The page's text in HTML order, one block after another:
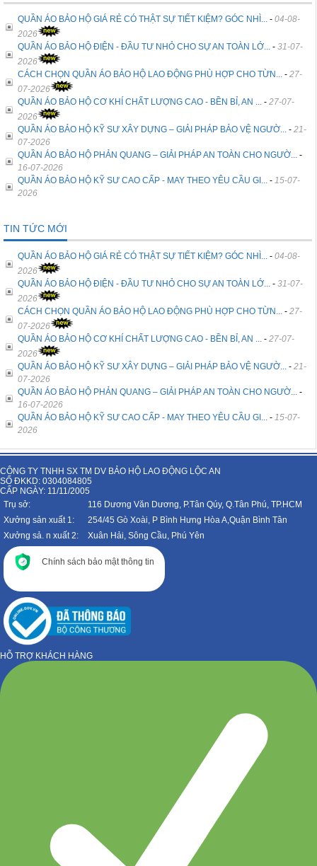
QUẦN ÁO BẢO HỘ GIÁ RẺ CÓ THẬT SỰ TIẾT KIỆM? GÓC NHÌ... - 04-08-
2026
QUẦN ÁO BẢO HỘ ĐIỆN - ĐẦU TƯ NHỎ CHO SỰ AN TOÀN LỚ... - 31-07-
2026
CÁCH CHỌN QUẦN ÁO BẢO HỘ LAO ĐỘNG PHÙ HỢP CHO TỪN... - 27-
07-2026
QUẦN ÁO BẢO HỘ CƠ KHÍ CHẤT LƯỢNG CAO - BỀN BỈ, AN ... - 27-07-
2026
QUẦN ÁO BẢO HỘ KỸ SƯ XÂY DỰNG – GIẢI PHÁP BẢO VỆ NGƯỜ... - 21-
07-2026
QUẦN ÁO BẢO HỘ PHẢN QUANG – GIẢI PHÁP AN TOÀN CHO NGƯỜ... -
16-07-2026
QUẦN ÁO BẢO HỘ KỸ SƯ CAO CẤP - MAY THEO YÊU CẦU GI... - 15-07-
2026
TIN TỨC MỚI
QUẦN ÁO BẢO HỘ GIÁ RẺ CÓ THẬT SỰ TIẾT KIỆM? GÓC NHÌ... - 04-08-
2026
QUẦN ÁO BẢO HỘ ĐIỆN - ĐẦU TƯ NHỎ CHO SỰ AN TOÀN LỚ... - 31-07-
2026
CÁCH CHỌN QUẦN ÁO BẢO HỘ LAO ĐỘNG PHÙ HỢP CHO TỪN... - 27-
07-2026
QUẦN ÁO BẢO HỘ CƠ KHÍ CHẤT LƯỢNG CAO - BỀN BỈ, AN ... - 27-07-
2026
QUẦN ÁO BẢO HỘ KỸ SƯ XÂY DỰNG – GIẢI PHÁP BẢO VỆ NGƯỜ... - 21-
07-2026
QUẦN ÁO BẢO HỘ PHẢN QUANG – GIẢI PHÁP AN TOÀN CHO NGƯỜ... -
16-07-2026
QUẦN ÁO BẢO HỘ KỸ SƯ CAO CẤP - MAY THEO YÊU CẦU GI... - 15-07-
2026
CÔNG TY TNHH SX TM DV BẢO HỘ LAO ĐỘNG LỘC AN
SỐ ĐKKD: 0304084805
CẤP NGÀY: 11/11/2005
Trụ sở:
116 Dương Văn Dương, P.Tân Qúy, Q.Tân Phú, TP.HCM
Xưởng sản xuất 1:
254/45 Gò Xoài, P Bình Hưng Hòa A,Quận Bình Tân
Xưởng sả. n xuất 2:
Xuân Hải, Sông Cầu, Phú Yên
Chính sách bảo mật thông tin
HỖ TRỢ KHÁCH HÀNG